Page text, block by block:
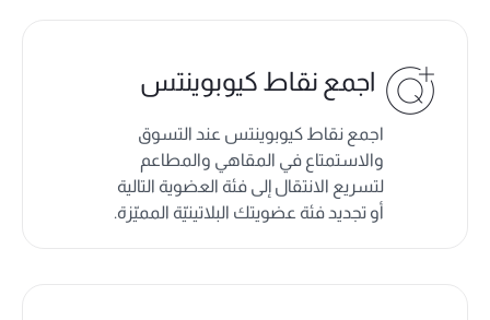
اجمع نقاط كيوبوينتس
اجمع نقاط كيوبوينتس عند التسوق
والاستمتاع في المقاهي والمطاعم
لتسريع الانتقال إلى فئة العضوية التالية
أو تجديد فئة عضويتك البلاتينيّة المميّزة.